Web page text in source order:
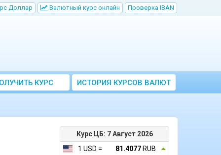
Доллар Bалютный курс онлайн Проверка IBAN
КУРС
ВАЛЮТ ЦБ
ИСТОРИЯ КУРСОВ ВАЛЮТ
ЦБ РФ
Курс ЦБ: 7 Август 2026
1 USD =
81.4077 RUB